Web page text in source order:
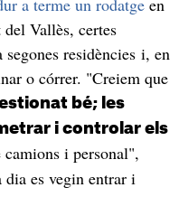
a terme un rodatgeen
Vallès, certes
residències i, en
o córrer. "Creiem que
bé; les
i controlar els
i personal",
es vegin entrar i